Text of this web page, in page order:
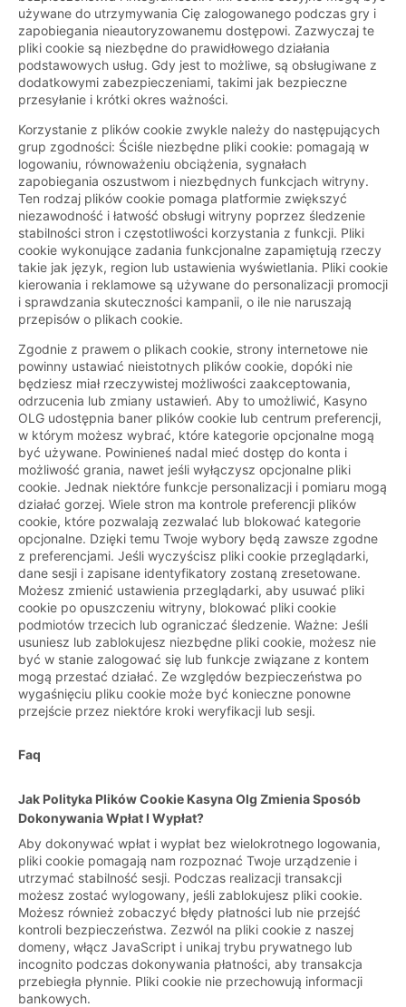
używane do utrzymywania Cię zalogowanego podczas gry i
zapobiegania nieautoryzowanemu dostępowi. Zazwyczaj te
pliki cookie są niezbędne do prawidłowego działania
podstawowych usług. Gdy jest to możliwe, są obsługiwane z
dodatkowymi zabezpieczeniami, takimi jak bezpieczne
przesyłanie i krótki okres ważności.
Korzystanie z plików cookie zwykle należy do następujących
grup zgodności: Ściśle niezbędne pliki cookie: pomagają w
logowaniu, równoważeniu obciążenia, sygnałach
zapobiegania oszustwom i niezbędnych funkcjach witryny.
Ten rodzaj plików cookie pomaga platformie zwiększyć
niezawodność i łatwość obsługi witryny poprzez śledzenie
stabilności stron i częstotliwości korzystania z funkcji. Pliki
cookie wykonujące zadania funkcjonalne zapamiętują rzeczy
takie jak język, region lub ustawienia wyświetlania. Pliki cookie
kierowania i reklamowe są używane do personalizacji promocji
i sprawdzania skuteczności kampanii, o ile nie naruszają
przepisów o plikach cookie.
Zgodnie z prawem o plikach cookie, strony internetowe nie
powinny ustawiać nieistotnych plików cookie, dopóki nie
będziesz miał rzeczywistej możliwości zaakceptowania,
odrzucenia lub zmiany ustawień. Aby to umożliwić, Kasyno
OLG udostępnia baner plików cookie lub centrum preferencji,
w którym możesz wybrać, które kategorie opcjonalne mogą
być używane. Powinieneś nadal mieć dostęp do konta i
możliwość grania, nawet jeśli wyłączysz opcjonalne pliki
cookie. Jednak niektóre funkcje personalizacji i pomiaru mogą
działać gorzej. Wiele stron ma kontrole preferencji plików
cookie, które pozwalają zezwalać lub blokować kategorie
opcjonalne. Dzięki temu Twoje wybory będą zawsze zgodne
z preferencjami. Jeśli wyczyścisz pliki cookie przeglądarki,
dane sesji i zapisane identyfikatory zostaną zresetowane.
Możesz zmienić ustawienia przeglądarki, aby usuwać pliki
cookie po opuszczeniu witryny, blokować pliki cookie
podmiotów trzecich lub ograniczać śledzenie. Ważne: Jeśli
usuniesz lub zablokujesz niezbędne pliki cookie, możesz nie
być w stanie zalogować się lub funkcje związane z kontem
mogą przestać działać. Ze względów bezpieczeństwa po
wygaśnięciu pliku cookie może być konieczne ponowne
przejście przez niektóre kroki weryfikacji lub sesji.
Faq
Jak Polityka Plików Cookie Kasyna Olg Zmienia Sposób
Dokonywania Wpłat I Wypłat?
Aby dokonywać wpłat i wypłat bez wielokrotnego logowania,
pliki cookie pomagają nam rozpoznać Twoje urządzenie i
utrzymać stabilność sesji. Podczas realizacji transakcji
możesz zostać wylogowany, jeśli zablokujesz pliki cookie.
Możesz również zobaczyć błędy płatności lub nie przejść
kontroli bezpieczeństwa. Zezwól na pliki cookie z naszej
domeny, włącz JavaScript i unikaj trybu prywatnego lub
incognito podczas dokonywania płatności, aby transakcja
przebiegła płynnie. Pliki cookie nie przechowują informacji
bankowych.